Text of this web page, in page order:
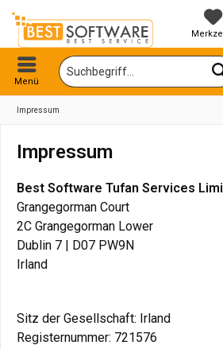
Menü
Impressum
Impressum
Best Software Tufan Services
Grangegorman Court
2C Grangegorman Lower
Dublin 7 | D07 PW9N
Irland
Sitz der Gesellschaft: Irland
Registernummer: 721576